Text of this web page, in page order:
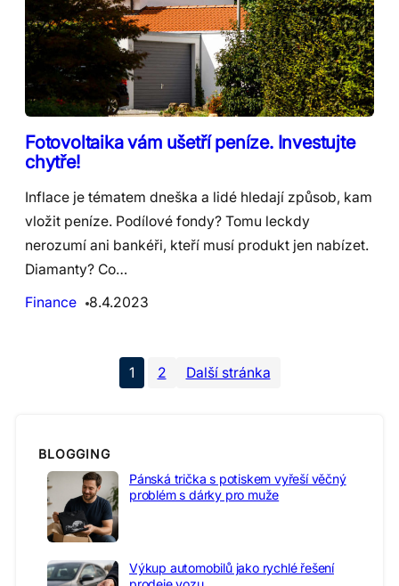
Fotovoltaika vám ušetří peníze. Investujte
chytře!
Inflace je tématem dneška a lidé hledají způsob, kam
vložit peníze. Podílové fondy? Tomu leckdy
nerozumí ani bankéři, kteří musí produkt jen nabízet.
Diamanty? Co…
Finance
8.4.2023
1 2 Další stránka
BLOGGING
Pánská trička s potiskem vyřeší věčný
problém s dárky pro muže
Výkup automobilů jako rychlé řešení